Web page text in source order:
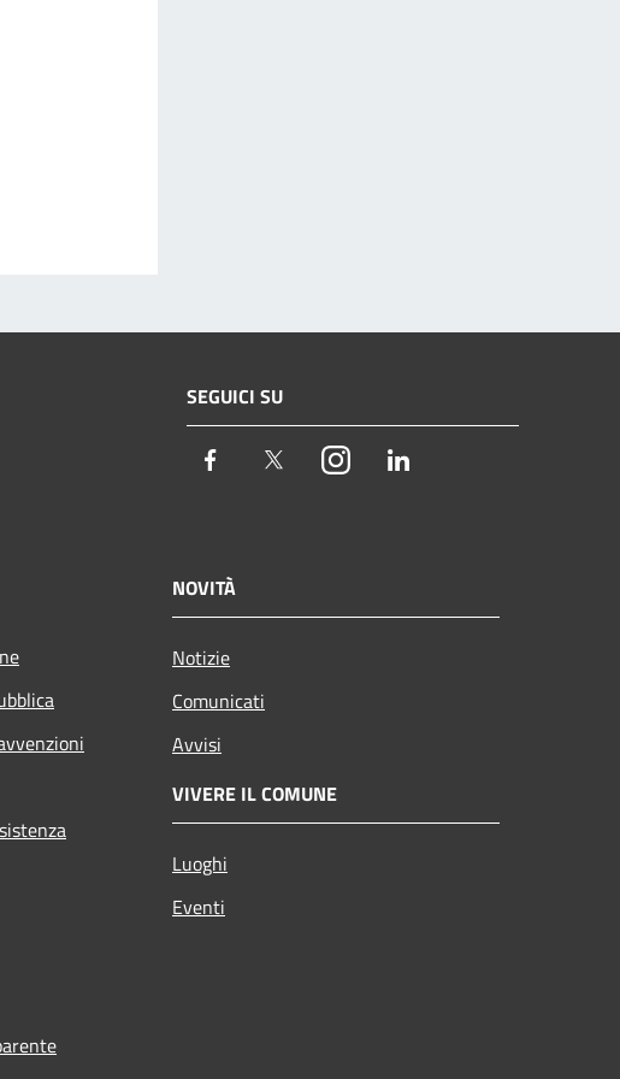
SEGUICI SU
Facebook TwitterInstagram
NOVITÀ
Notizie
Comunicati
Avvisi
VIVERE IL COMUNE
Luoghi
Eventi